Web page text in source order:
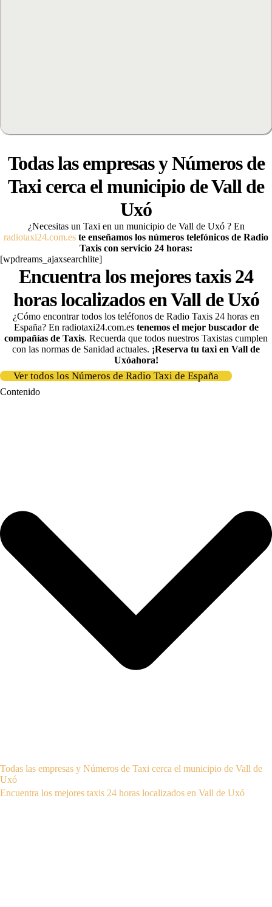
Todas las empresas y Números de
Taxi cerca el municipio deVall de
Uxó
¿Necesitas un Taxi en un municipio de Vall de Uxó ? En
radiotaxi24.com.es te enseñamos los números telefónicos de Radio
Taxis con servicio 24 horas:
[wpdreams_ajaxsearchlite]
Encuentra los mejores taxis 24
horas localizados en Vall de Uxó
¿Cómo encontrar todos los teléfonos de Radio Taxis 24 horas en
España? En radiotaxi24.com.es tenemos el mejor buscador de
compañías de Taxis. Recuerda que todos nuestros Taxistas cumplen
con las normas de Sanidad actuales. ¡Reserva tu taxi en Vall de
Uxóahora!
Ver todos los Números de Radio Taxi de España
Contenido
Todas las empresas y Números de Taxi cerca el municipio de Vall de
Uxó
Encuentra los mejores taxis 24 horas localizados en Vall de Uxó